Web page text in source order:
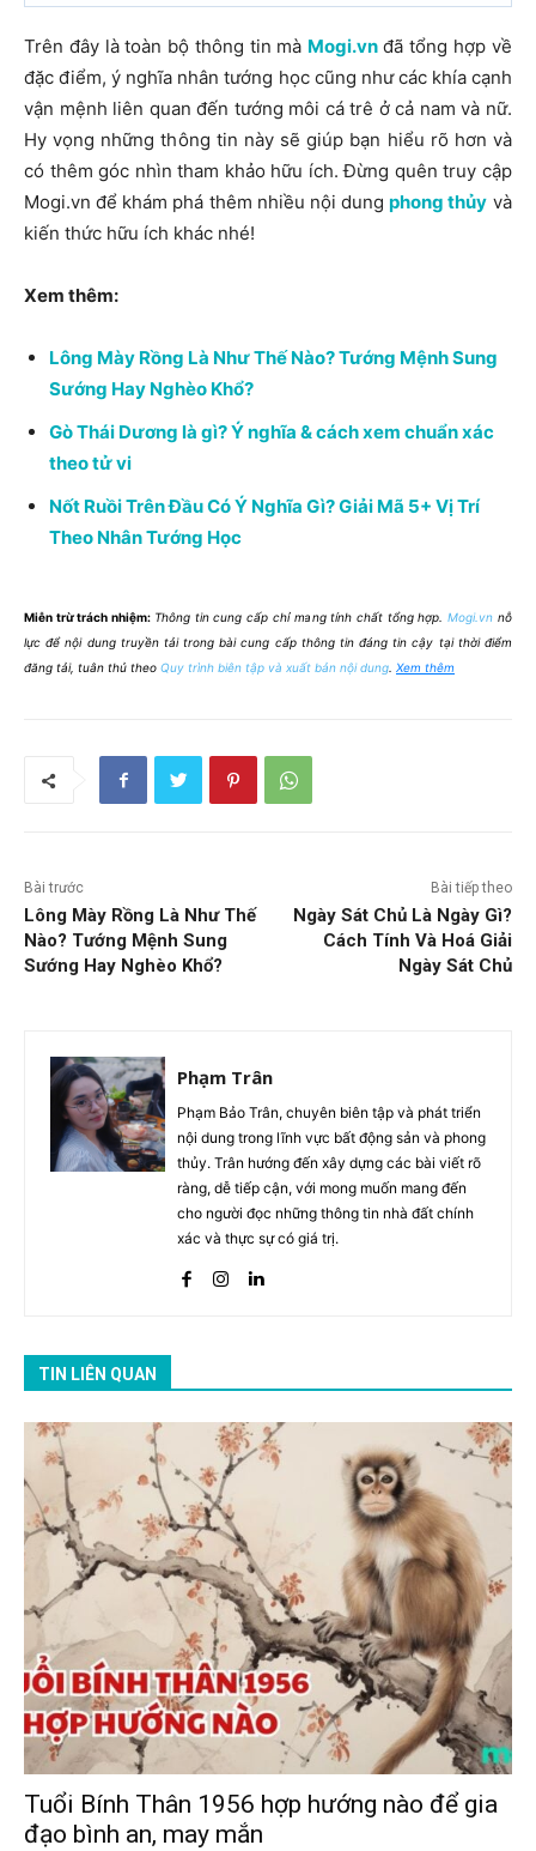
Trên đây là toàn bộ thông tin mà Mogi.vn đã tổng hợp về
đặc điểm, ý nghĩa nhân tướng học cũng như các khía cạnh
vận mệnh liên quan đến tướng môi cá trê ở cả nam và nữ.
Hy vọng những thông tin này sẽ giúp bạn hiểu rõ hơn và
có thêm góc nhìn tham khảo hữu ích. Đừng quên truy cập
Mogi.vn để khám phá thêm nhiều nội dung phong thủy và
kiến thức hữu ích khác nhé!
Xem thêm:
Lông Mày Rồng Là Như Thế Nào? Tướng Mệnh Sung
Sướng Hay Nghèo Khổ?
Gò Thái Dương là gì? Ý nghĩa & cách xem chuẩn xác
theo tử vi
Nốt Ruồi Trên Đầu Có Ý Nghĩa Gì? Giải Mã 5+ Vị Trí
Theo Nhân Tướng Học
Miễn trừ trách nhiệm: Thông tin cung cấp chỉ mang tính chất tổng hợp. Mogi.vn nỗ
lực để nội dung truyền tải trong bài cung cấp thông tin đáng tin cậy tại thời điểm
đăng tải, tuân thủ theo Quy trình biên tập và xuất bản nội dung. Xem thêm
Bài trước
Lông Mày Rồng Là Như Thế
Nào? Tướng Mệnh Sung
Sướng Hay Nghèo Khổ?
Bài tiếp theo
Ngày Sát Chủ Là Ngày Gì?
Cách Tính Và Hoá Giải
Ngày Sát Chủ
Phạm Trân
Phạm Bảo Trân, chuyên biên tập và phát triển
nội dung trong lĩnh vực bất động sản và phong
thủy. Trân hướng đến xây dựng các bài viết rõ
ràng, dễ tiếp cận, với mong muốn mang đến
cho người đọc những thông tin nhà đất chính
xác và thực sự có giá trị.
TIN LIÊN QUAN
Tuổi Bính Thân 1956 hợp hướng nào để gia
đạo bình an, may mắn